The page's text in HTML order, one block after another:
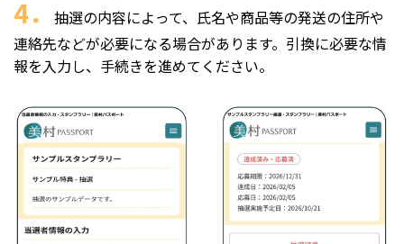
4．
抽選の内容によって、氏名や商品等の発送の住所や
連絡先などが必要になる場合があります。引換に必要な情
報を入力し、手続きを進めてください。